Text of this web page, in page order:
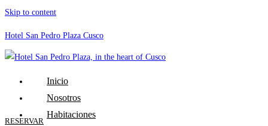
Skip to content
Hotel San Pedro Plaza Cusco
Inicio
Nosotros
Habitaciones
RESERVAR